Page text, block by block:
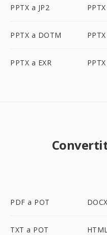
PPTX a JP2
PPTX a DOTM
PPTX a EXR
PDF a POT
TXT a POT